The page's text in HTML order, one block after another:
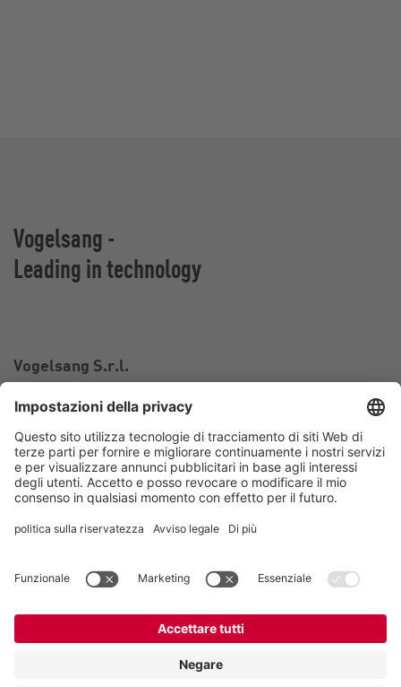
Vogelsang -
Leading in technology
Vogelsang S.r.l.
26025 Pandino CR
Italia
Contatto
Email:
italy@vogelsang.info
Nota sulla tutela dei dati personali